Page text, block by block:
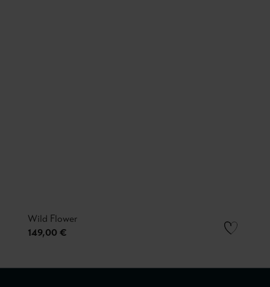
Wild Flower
149,00 €